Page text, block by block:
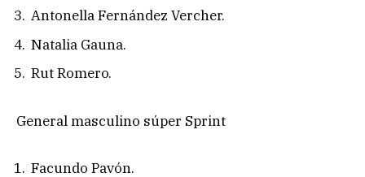
Antonella Fernández Vercher.
Natalia Gauna.
Rut Romero.
General masculino súper Sprint
Facundo Pavón.